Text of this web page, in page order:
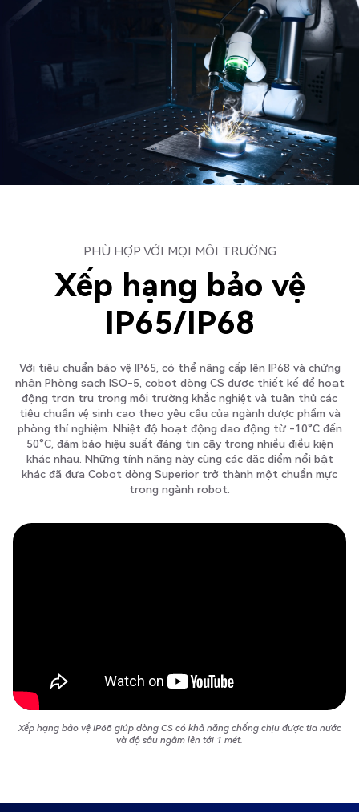
PHÙ HỢP VỚI MỌI MÔI TRƯỜNG
Xếp hạng bảo vệ
IP65/IP68
Với tiêu chuẩn bảo vệ IP65, có thể nâng cấp lên IP68 và chứng
nhận Phòng sạch ISO-5, cobot dòng CS được thiết kế để hoạt
động trơn tru trong môi trường khắc nghiệt và tuân thủ các
tiêu chuẩn vệ sinh cao theo yêu cầu của ngành dược phẩm và
phòng thí nghiệm. Nhiệt độ hoạt động dao động từ -10°C đến
50°C, đảm bảo hiệu suất đáng tin cậy trong nhiều điều kiện
khác nhau. Những tính năng này cùng các đặc điểm nổi bật
khác đã đưa Cobot dòng Superior trở thành một chuẩn mực
trong ngành robot.
Xếp hạng bảo vệ IP68 giúp dòng CS có khả năng chống chịu được tia nước
và độ sâu ngâm lên tới 1 mét.